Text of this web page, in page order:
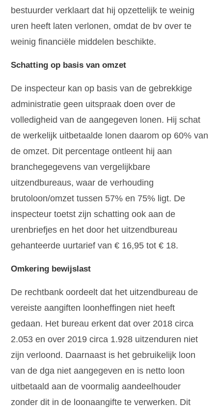
bestuurder verklaart dat hij opzettelijk te weinig
uren heeft laten verlonen, omdat de bv over te
weinig financiële middelen beschikte.
Schatting op basis van omzet
De inspecteur kan op basis van de gebrekkige
administratie geen uitspraak doen over de
volledigheid van de aangegeven lonen. Hij schat
de werkelijk uitbetaalde lonen daarom op 60% van
de omzet. Dit percentage ontleent hij aan
branchegegevens van vergelijkbare
uitzendbureaus, waar de verhouding
brutoloon/omzet tussen 57% en 75% ligt. De
inspecteur toetst zijn schatting ook aan de
urenbriefjes en het door het uitzendbureau
gehanteerde uurtarief van € 16,95 tot € 18.
Omkering bewijslast
De rechtbank oordeelt dat het uitzendbureau de
vereiste aangiften loonheffingen niet heeft
gedaan. Het bureau erkent dat over 2018 circa
2.053 en over 2019 circa 1.928 uitzenduren niet
zijn verloond. Daarnaast is het gebruikelijk loon
van de dga niet aangegeven en is netto loon
uitbetaald aan de voormalig aandeelhouder
zonder dit in de loonaangifte te verwerken. Dit